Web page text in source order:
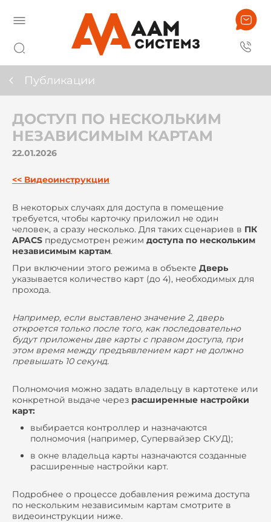
Публикации
ДОСТУП ПО НЕСКОЛЬКИМ
НЕЗАВИСИМЫМ КАРТАМ
22.01.2026
<< Видеоинструкции
В некоторых случаях для доступа в помещение
требуется, чтобы карточку приложил не один
человек, а сразу несколько. Для таких сценариев в ПК
APACS предусмотрен режим доступа по нескольким
независимым картам.
При включении этого режима в объекте Дверь
указывается количество карт (до 4), необходимых для
прохода.
Например, если выставлено значение 2, дверь
откроется только после того, как последовательно
будут приложены две карты с правом доступа, при
этом время между предъявлением карт не должно
превышать 10 секунд.
Полномочия можно задать владельцу в картотеке или
конкретной выдаче через расширенные настройки
карт:
выбирается контроллер и назначаются
полномочия (например, Супервайзер СКУД);
в окне владельца карты назначаются созданные
расширенные настройки карт.
Подробнее о процессе добавления режима доступа
по нескольким независимым картам смотрите в
видеоинструкции ниже.